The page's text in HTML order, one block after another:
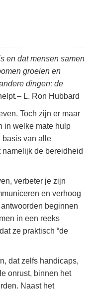
en dat mensen samen
groeien en
dingen; de
.– L. Ron Hubbard
Toch zijn er maar
in welke mate hulp
basis van alle
de bereidheid
verbeter je zijn
en verhoog
beginnen
in een reeks
ze praktisch “de
dat zelfs handicaps,
onrust, binnen het
Naast het